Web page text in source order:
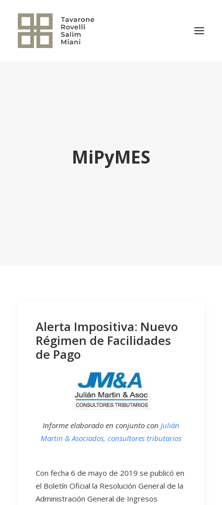
TRANSACCIONES RELEVANTES
MiPyMES
Alerta Impositiva: Nuevo
Régimen de Facilidades
de Pago
Informe elaborado en conjunto con Julián
Martin & Asociados, consultores tributarios
Con fecha 6 de mayo de 2019 se publicó en
el Boletín Oficial la Resolución General de la
Administración General de Ingresos